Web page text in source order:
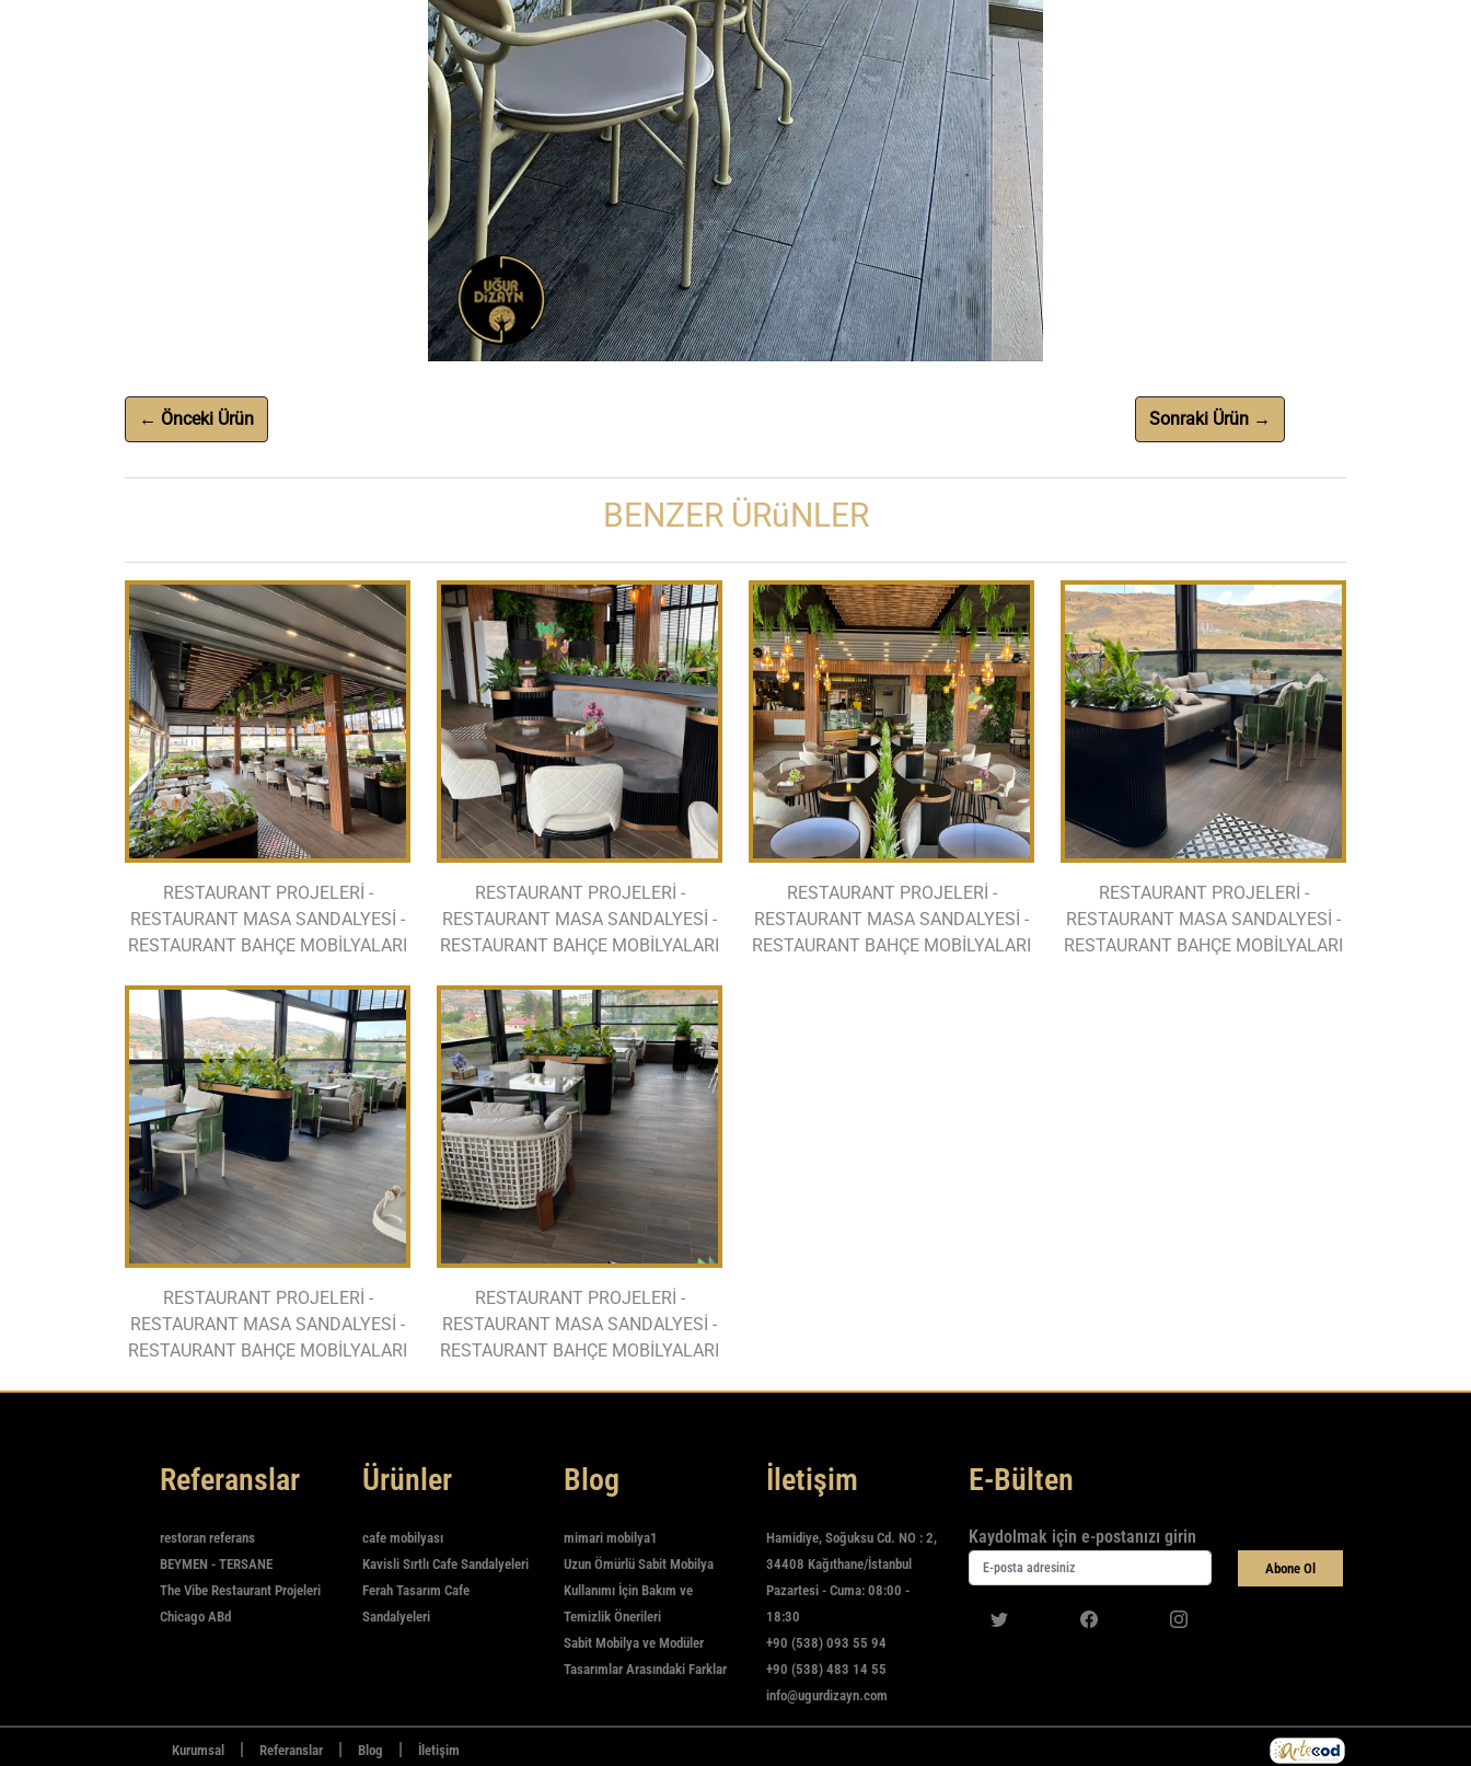
← Önceki Ürün Sonraki Ürün →
BENZER ÜRüNLER
RESTAURANT PROJELERİ -
RESTAURANT MASA SANDALYESİ -
RESTAURANT BAHÇE MOBİLYALARI
RESTAURANT PROJELERİ -
RESTAURANT MASA SANDALYESİ -
RESTAURANT BAHÇE MOBİLYALARI
RESTAURANT PROJELERİ -
RESTAURANT MASA SANDALYESİ -
RESTAURANT BAHÇE MOBİLYALARI
RESTAURANT PROJELERİ -
RESTAURANT MASA SANDALYESİ -
RESTAURANT BAHÇE MOBİLYALARI
RESTAURANT PROJELERİ -
RESTAURANT MASA SANDALYESİ -
RESTAURANT BAHÇE MOBİLYALARI
RESTAURANT PROJELERİ -
RESTAURANT MASA SANDALYESİ -
RESTAURANT BAHÇE MOBİLYALARI
Referanslar
restoran referans
BEYMEN - TERSANE
The Vibe Restaurant Projeleri
Chicago ABd
Ürünler
cafe mobilyası
Kavisli Sırtlı Cafe Sandalyeleri
Ferah Tasarım Cafe
Sandalyeleri
Blog
mimari mobilya1
Uzun Ömürlü Sabit Mobilya
Kullanımı İçin Bakım ve
Temizlik Önerileri
Sabit Mobilya ve Modüler
Tasarımlar Arasındaki Farklar
İletişim
Hamidiye, Soğuksu Cd. NO : 2,
34408 Kağıthane/İstanbul
Pazartesi - Cuma: 08:00 -
18:30
+90 (538) 093 55 94
+90 (538) 483 14 55
info@ugurdizayn.com
E-Bülten
Kaydolmak için e-postanızı girin
Abone Ol
Kurumsal | Referanslar | Blog | İletişim